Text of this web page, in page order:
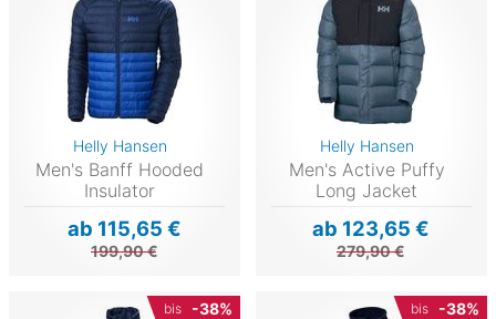
Helly Hansen
Men's Banff Hooded
Insulator
ab 115,65 €
199,90 €
Helly Hansen
Men's Active Puffy
Long Jacket
ab 123,65 €
279,90 €
bis -38% bis -38%